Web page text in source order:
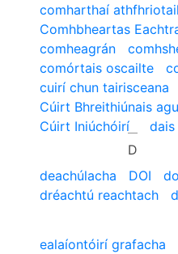
comharthaí athfhriotail
Comhbheartas
comheagrán
comórtais oscailte
cuirí chun tairisceana
Cúirt Bhreithiúnais
Cúirt Iniúchóirí
D
dais
deachúlacha DOI
dréachtú reachtach
ealaíontóirí grafacha